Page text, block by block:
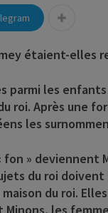
étaient-elles
parmi les
roi. Après une
les
»
du roi
du roi.